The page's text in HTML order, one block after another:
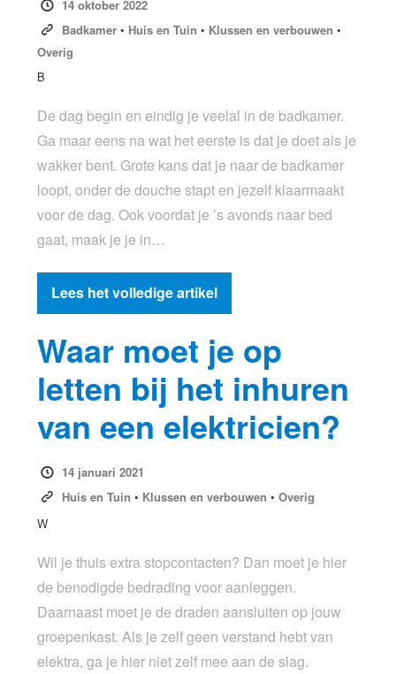
14 oktober 2022
Badkamer• Huis en Tuin • Klussen en verbouwen •
Overig
B
De dag begin en eindig je veelal in de badkamer.
Ga maar eens na wat het eerste is dat je doet als je
wakker bent. Grote kans dat je naar de badkamer
loopt, onder de douche stapt en jezelf klaarmaakt
voor de dag. Ook voordat je ’s avonds naar bed
gaat, maak je je in…
Lees het volledige artikel
Waar moet je op
letten bij het inhuren
van een elektricien?
14 januari 2021
Huis en Tuin • Klussen en verbouwen • Overig
W
Wil je thuis extra stopcontacten? Dan moet je hier
de benodigde bedrading voor aanleggen.
Daarnaast moet je de draden aansluiten op jouw
groepenkast. Als je zelf geen verstand hebt van
elektra, ga je hier niet zelf mee aan de slag.